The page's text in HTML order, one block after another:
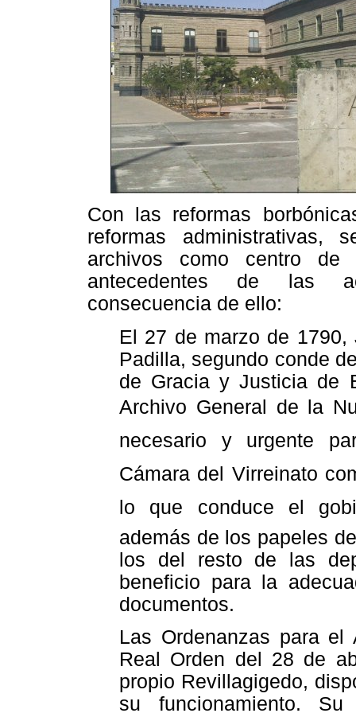
Con las reformas
reformas administrativas,
archivos como centro de
antecedentes de las
consecuencia de ello:
El 27 de marzo de
Padilla, segundo conde
de Gracia y Justicia de
Archivo General de la
necesario y urgente
Cámara del Virreinato
lo que conduce el
además de los papeles
los del resto de las
beneficio para la
documentos.
Las Ordenanzas para el
Real Orden del 28 de
propio Revillagigedo,
su funcionamiento.